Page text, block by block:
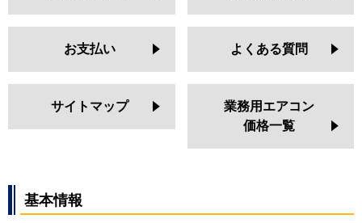
お支払い よくある質問
サイトマップ
業務用エアコン
価格一覧
基本情報